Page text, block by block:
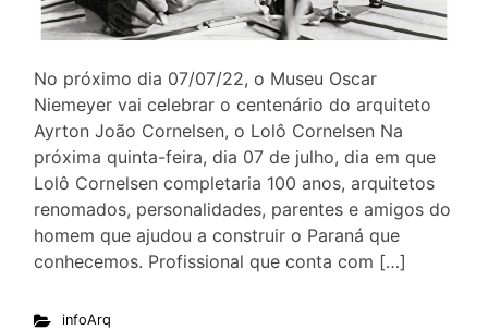
No próximo dia 07/07/22, o Museu Oscar
Niemeyer vai celebrar o centenário do arquiteto
Ayrton João Cornelsen, o Lolô Cornelsen Na
próxima quinta-feira, dia 07 de julho, dia em que
Lolô Cornelsen completaria 100 anos, arquitetos
renomados, personalidades, parentes e amigos do
homem que ajudou a construir o Paraná que
conhecemos. Profissional que conta com […]
infoArq